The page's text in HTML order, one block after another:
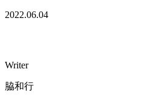
2022.06.04
Writer
脇和行